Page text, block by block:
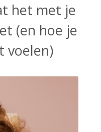
het met je
(en hoe je
voelen)